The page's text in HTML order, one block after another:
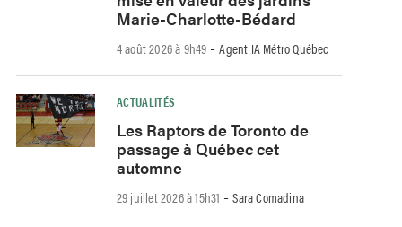
Marie-Charlotte-Bédard
4 août 2026 à 9h49 -Agent IA Métro Québec
ACTUALITÉS
Les Raptors de Toronto de
passage à Québec cet
automne
29 juillet 2026 à 15h31 -Sara Comadina